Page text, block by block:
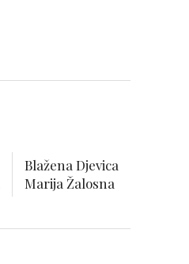
Blažena Djevica
Marija Žalosna